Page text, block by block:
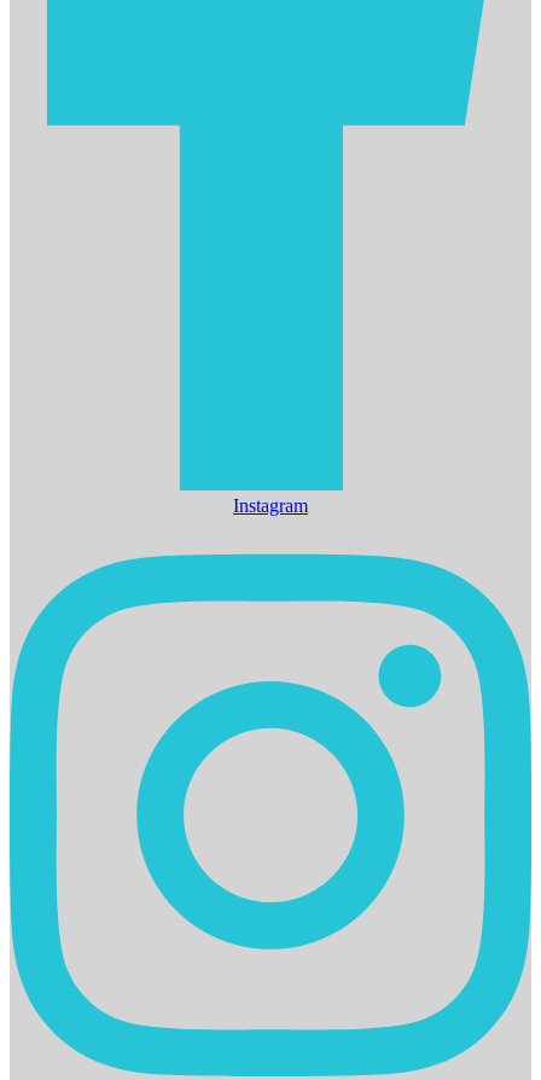
Instagram